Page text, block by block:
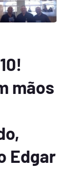
mãos
Edgar